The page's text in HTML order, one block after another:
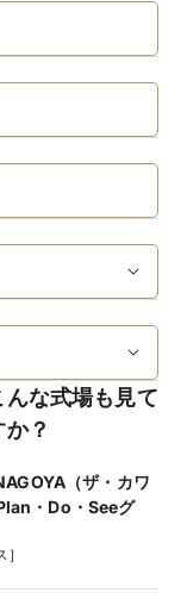
な式場も見て
？
（ザ・カワ
・Do・Seeグ